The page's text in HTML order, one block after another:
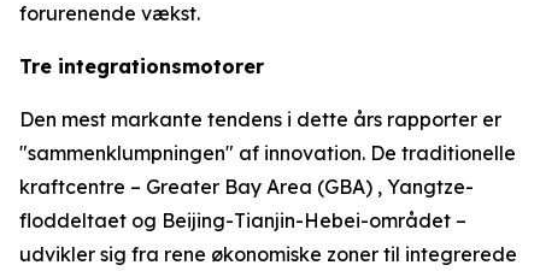
forurenende vækst.
Tre integrationsmotorer
Den mest markante tendens i dette års rapporter er
"sammenklumpningen" af innovation. De traditionelle
kraftcentre – Greater Bay Area (GBA) , Yangtze-
floddeltaet og Beijing-Tianjin-Hebei-området –
udvikler sig fra rene økonomiske zoner til integrerede